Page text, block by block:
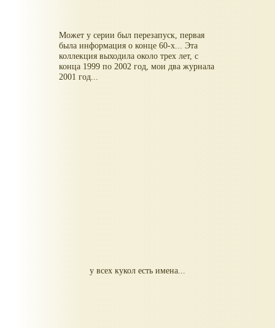
Может у серии был перезапуск, первая
была информация о конце 60-х... Эта
коллекция выходила около трех лет, с
конца 1999 по 2002 год, мои два журнала
2001 год...
у всех кукол есть имена...